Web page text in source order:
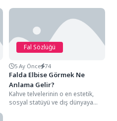
Fal Sözlüğü
5 Ay Önce 74
Falda Elbise Görmek Ne
Anlama Gelir?
Kahve telvelerinin o en estetik,
sosyal statüyü ve dış dünyaya